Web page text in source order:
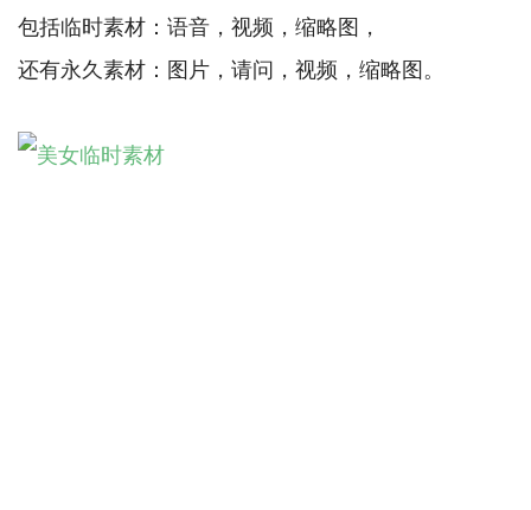
包括临时素材：语音，视频，缩略图，
还有永久素材：图片，请问，视频，缩略图。